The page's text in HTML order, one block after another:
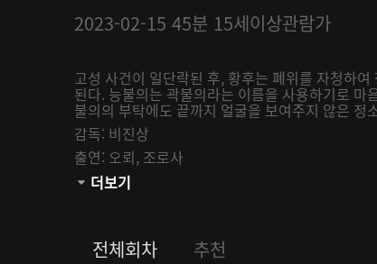
2023-02-15 45분 15세이상관람가
고성 사건이 일단락된 후, 황후는 폐위를 자청하
된다. 능불의는 곽불의라는 이름을 사용하기로
불의의 부탁에도 끝까지 얼굴을 보여주지 않은
감독: 비진상
출연: 오뢰, 조로사
관람등급:
더보기
전체회차 추천